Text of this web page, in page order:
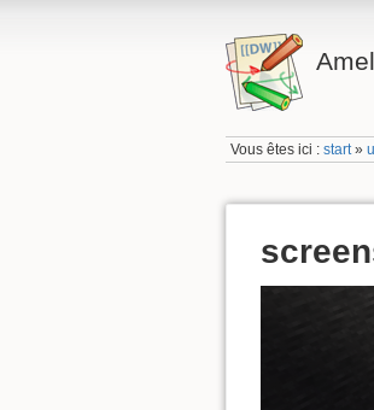
Vous êtes ici :start»